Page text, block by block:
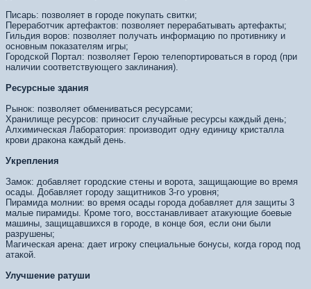
Писарь: позволяет в городе покупать свитки;
Переработчик артефактов: позволяет перерабатывать артефакты;
Гильдия воров: позволяет получать информацию по противнику и
основным показателям игры;
Городской Портал: позволяет Герою телепортироваться в город (при
наличии соответствующего заклинания).
Ресурсные здания
Рынок: позволяет обмениваться ресурсами;
Хранилище ресурсов: приносит случайные ресурсы каждый день;
Алхимическая Лаборатория: производит одну единицу кристалла
крови дракона каждый день.
Укрепления
Замок: добавляет городские стены и ворота, защищающие во время
осады. Добавляет городу защитников 3-го уровня;
Пирамида молнии: во время осады города добавляет для защиты 3
малые пирамиды. Кроме того, восстанавливает атакующие боевые
машины, защищавшихся в городе, в конце боя, если они были
разрушены;
Магическая арена: дает игроку специальные бонусы, когда город под
атакой.
Улучшение ратуши